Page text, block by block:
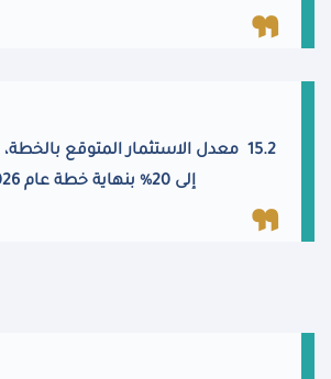
15.2 معدل الاستثمار المتوقع
إلى 20% بنهاية خطة عام 25/2026